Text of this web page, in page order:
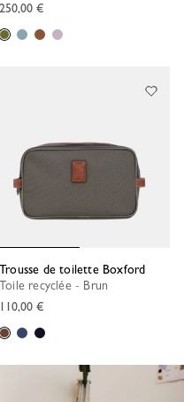
250,00 €
Trousse de toilette Boxford
Toile recyclée - Brun
110,00 €